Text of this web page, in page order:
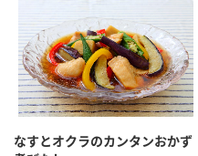
なすとオクラのカンタンおかず